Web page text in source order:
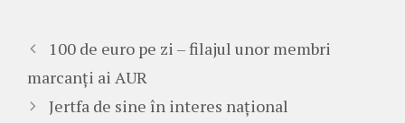
100 de euro pe zi – filajul unor membri
marcanți ai AUR
Jertfa de sine în interes național